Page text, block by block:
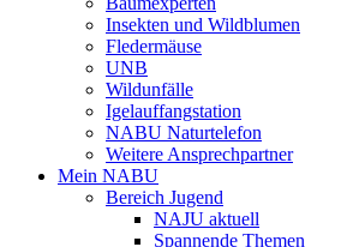
Insekten und Wildblumen
Fledermäuse
UNB
Wildunfälle
Igelauffangstation
NABU Naturtelefon
Weitere Ansprechpartner
Mein NABU
Bereich Jugend
NAJU aktuell
Spannende Themen